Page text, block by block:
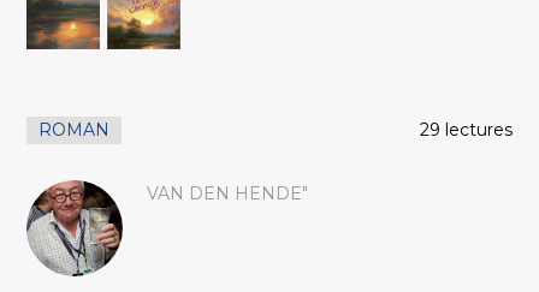
ROMAN 29 lectures
VAN DEN HENDE"